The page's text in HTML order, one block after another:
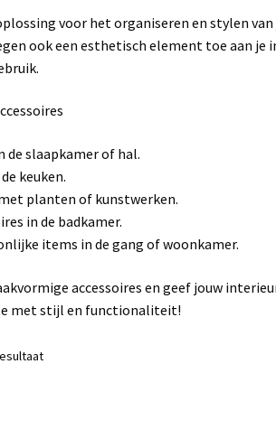
voor het organiseren en stylen
ook een esthetisch element toe aan je
de slaapkamer of hal.
keuken.
planten of kunstwerken.
in de badkamer.
items in de gang of woonkamer.
accessoires en geef jouw
met stijl en functionaliteit!